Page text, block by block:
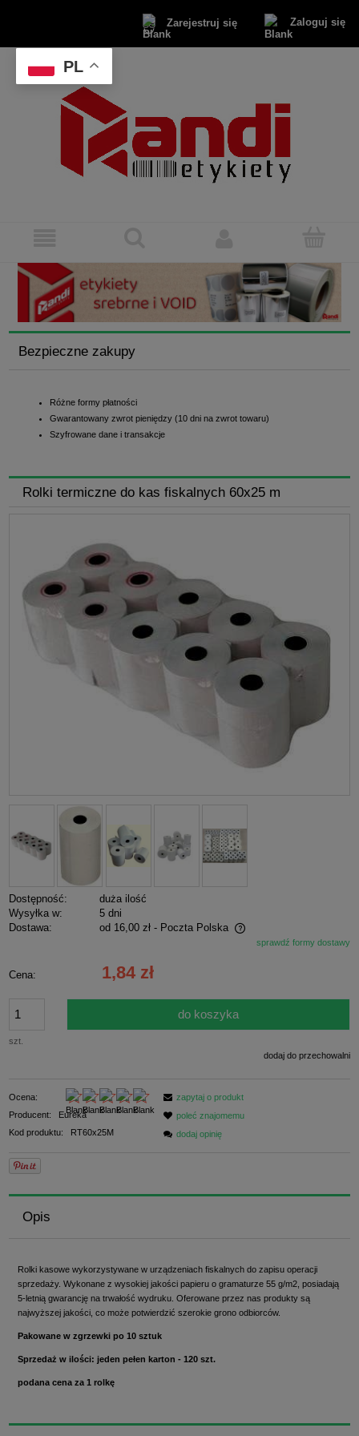
Zarejestruj się Zaloguj się
Bezpieczne zakupy
Różne formy płatności
Gwarantowany zwrot pieniędzy (10 dni na zwrot towaru)
Szyfrowane dane i transakcje
Rolki termiczne do kas fiskalnych 60x25 m
Dostępność:
duża ilość
Wysyłka w:
5 dni
Dostawa:
od 16,00 zł - Poczta Polska
Cena nie zawiera ewentualnych kosztów płatnościsprawdź formy dostawy
Cena: 1,84 zł
szt.
do koszyka
dodaj do przechowalni
Ocena:
Producent:
Eureka
Kod produktu:
RT60x25M
zapytaj o produkt
poleć znajomemu
dodaj opinię
Opis
Rolki kasowe wykorzystywane w urządzeniach fiskalnych do zapisu operacji
sprzedaży. Wykonane z wysokiej jakości papieru o gramaturze 55 g/m2, posiadają
5-letnią gwarancję na trwałość wydruku. Oferowane przez nas produkty są
najwyższej jakości, co może potwierdzić szerokie grono odbiorców.
Pakowane w zgrzewki po 10 sztuk
Sprzedaż w ilości: jeden pełen karton - 120 szt.
podana cena za 1 rolkę
PL